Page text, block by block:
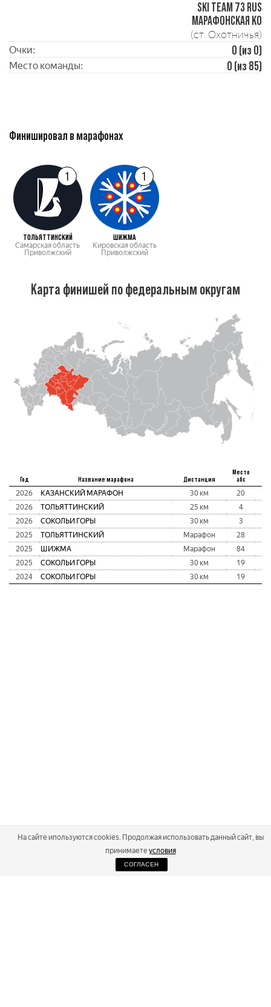
SKI TEAM 73 RUS
МАРАФОНСКАЯ КО
(ст. Охотничья)
Очки: 0 (из 0)
Место команды: 0 (из 85)
Финишировал в марафонах
1
ТОЛЬЯТТИНСКИЙ
Самарская область
Приволжский
1
ШИЖМА
Кировская область
Приволжский
Карта финишей по федеральным округам
Год Название марафона Дистанция
Место
абс
2026 КАЗАНСКИЙ МАРАФОН 30 км 20
2026
ТОЛЬЯТТИНСКИЙ 25 км 4
2026
СОКОЛЬИ ГОРЫ 30 км 3
2025
ТОЛЬЯТТИНСКИЙ Марафон 28
2025
ШИЖМА Марафон 84
2025
СОКОЛЬИ ГОРЫ 30 км 19
2024
СОКОЛЬИ ГОРЫ 30 км 19
На сайте ипользуются cookies. Продолжая использовать данный сайт, вы
принимаете условия
СОГЛАСЕН